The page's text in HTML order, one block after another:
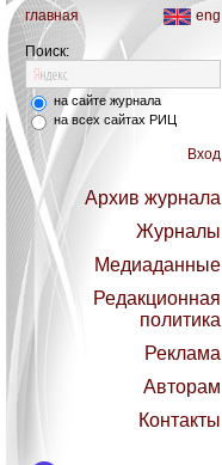
главная eng
Поиск:
на сайте журнала
на всех сайтах РИЦ
Вход
Архив журнала
Журналы
Медиаданные
Редакционная
политика
Реклама
Авторам
Контакты